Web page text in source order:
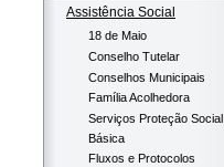
Assistência Social
18 de Maio
Conselho Tutelar
Conselhos Municipais
Família Acolhedora
Serviços Proteção Social
Básica
Fluxos e Protocolos